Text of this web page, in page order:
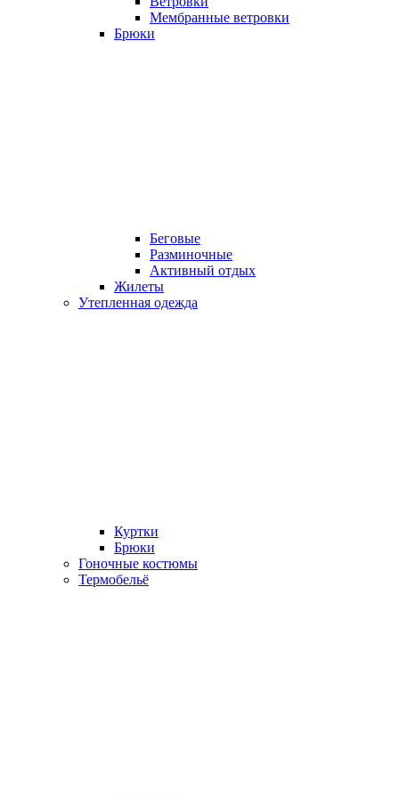
Мембранные ветровки
Брюки
Беговые
Разминочные
Активный отдых
Жилеты
Утепленная одежда
Куртки
Брюки
Гоночные костюмы
Термобельё